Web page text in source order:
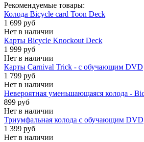
Рекомендуемые товары:
Колода Bicycle card Toon Deck
1 699 руб
Нет в наличии
Карты Bicycle Knockout Deck
1 999 руб
Нет в наличии
Карты Carnival Trick - с обучающим DVD
1 799 руб
Нет в наличии
Невероятная уменьшающаяся колода -
899 руб
Нет в наличии
Триумфальная колода с обучающим DVD
1 399 руб
Нет в наличии